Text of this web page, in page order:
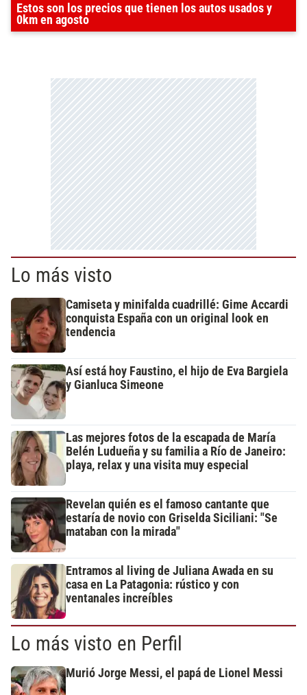
Estos son los precios que tienen los autos usados y
0km en agosto
Lo más visto
Camiseta y minifalda cuadrillé: Gime Accardi
conquista España con un original look en
tendencia
Así está hoy Faustino, el hijo de Eva Bargiela
y Gianluca Simeone
Las mejores fotos de la escapada de María
Belén Ludueña y su familia a Río de Janeiro:
playa, relax y una visita muy especial
Revelan quién es el famoso cantante que
estaría de novio con Griselda Siciliani: "Se
mataban con la mirada"
Entramos al living de Juliana Awada en su
casa en La Patagonia: rústico y con
ventanales increíbles
Lo más visto en Perfil
Murió Jorge Messi, el papá de Lionel Messi